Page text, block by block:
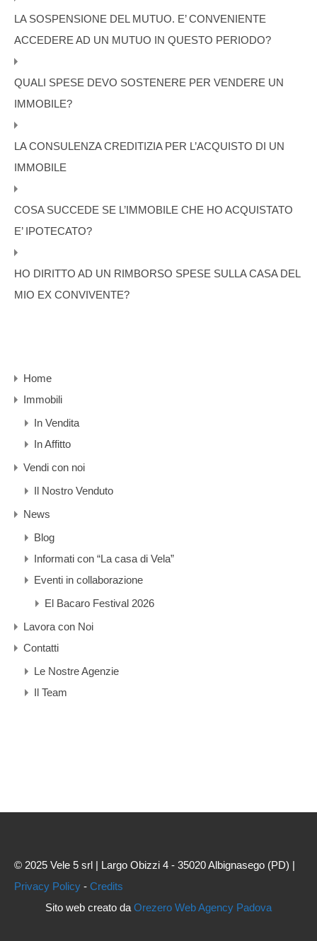
LA SOSPENSIONE DEL MUTUO. E’ CONVENIENTE
ACCEDERE AD UN MUTUO IN QUESTO PERIODO?
QUALI SPESE DEVO SOSTENERE PER VENDERE UN
IMMOBILE?
LA CONSULENZA CREDITIZIA PER L’ACQUISTO DI UN
IMMOBILE
COSA SUCCEDE SE L’IMMOBILE CHE HO ACQUISTATO
E’ IPOTECATO?
HO DIRITTO AD UN RIMBORSO SPESE SULLA CASA DEL
MIO EX CONVIVENTE?
Home
Immobili
In Vendita
In Affitto
Vendi con noi
Il Nostro Venduto
News
Blog
Informati con “La casa di Vela”
Eventi in collaborazione
El Bacaro Festival 2026
Lavora con Noi
Contatti
Le Nostre Agenzie
Il Team
© 2025 Vele 5 srl | Largo Obizzi 4 - 35020 Albignasego (PD) |
Privacy Policy - Credits
Sito web creato da Orezero Web Agency Padova